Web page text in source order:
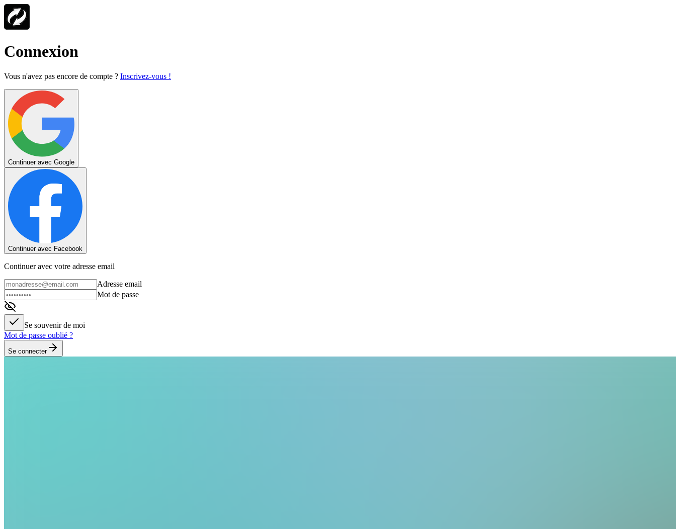
Connexion
Vous n'avez pas encore de compte ? Inscrivez-vous !
Continuer avec Google
Continuer avec Facebook
Continuer avec votre adresse email
Adresse email
Mot de passe
Se souvenir de moi
Mot de passe oublié ?
Se connecter